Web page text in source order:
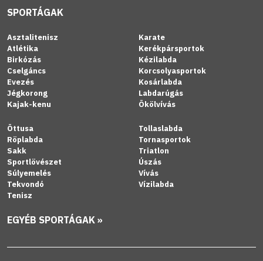
SPORTÁGAK
Asztalitenisz
Atlétika
Birkózás
Cselgáncs
Evezés
Jégkorong
Kajak-kenu
Karate
Kerékpársportok
Kézilabda
Korcsolyasportok
Kosárlabda
Labdarúgás
Ökölvívás
Öttusa
Röplabda
Sakk
Sportlövészet
Súlyemelés
Tekvondó
Tenisz
Tollaslabda
Tornasportok
Triatlon
Úszás
Vívás
Vízilabda
EGYÉB SPORTÁGAK »